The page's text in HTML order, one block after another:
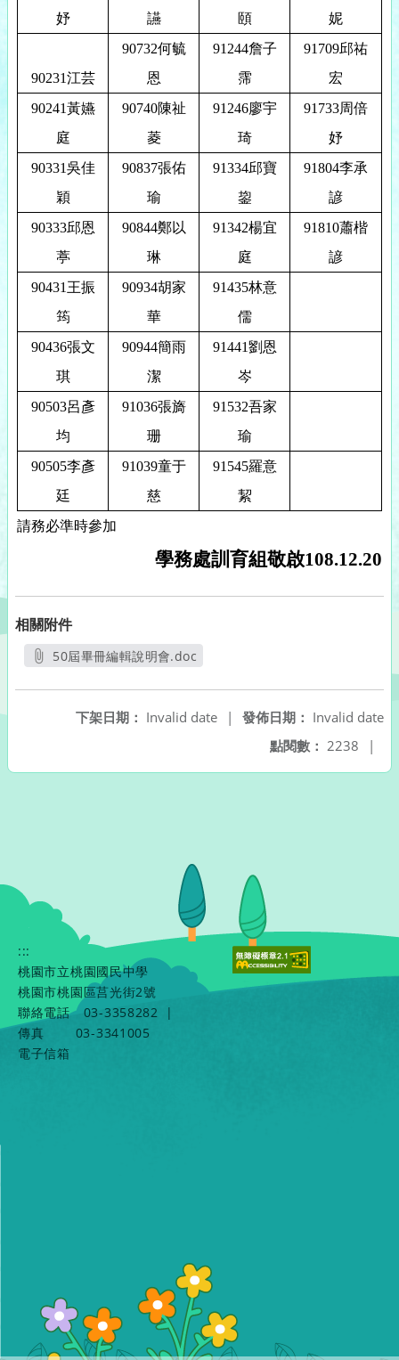
妤 讌 頤 妮
90231江芸
90732何毓
恩
91244詹子
霈
91709邱祐
宏
90241黃嬿
庭
90740陳祉
菱
91246廖宇
琦
91733周倍
妤
90331吳佳
穎
90837張佑
瑜
91334邱寶
鋆
91804李承
諺
90333邱恩
葶
90844鄭以
琳
91342楊宜
庭
91810蕭楷
諺
90431 王振
筠
90934胡家
華
91435林意
儒
90436張文
琪
90944簡雨
潔
91441劉恩
岑
90503呂彥
均
91036張旖
珊
91532吾家
瑜
90505李彥
廷
91039童于
慈
91545羅意
絜
請務必準時參加
學務處訓育組敬啟108.12.20
相關附件
50屆畢冊編輯說明會.doc
發佈日期： Invalid date
下架日期： Invalid date
|
點閱數： 2238 |
:::
桃園市立桃園國民中學
桃園市桃園區莒光街2號
聯絡電話
03-3358282
|
傳真
03-3341005
電子信箱